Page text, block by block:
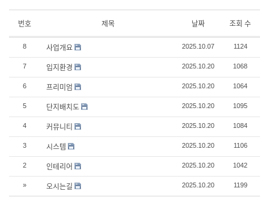
번호 제목 날짜 조회 수
8 사업개요 2025.10.07 1124
7 입지환경 2025.10.20 1068
6 프리미엄 2025.10.20 1064
5 단지배치도 2025.10.20 1095
4 커뮤니티 2025.10.20 1084
3 시스템 2025.10.20 1106
2 인테리어 2025.10.20 1042
» 오시는길 2025.10.20 1199